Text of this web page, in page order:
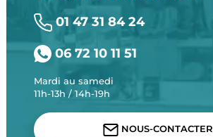
01 47 31 84 24
06 72 10 11 51
Mardi au samedi
11h-13h / 14h-19h
NOUS-CONTACTER